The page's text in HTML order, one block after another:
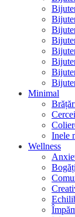
Minimal
Inele
Wellness